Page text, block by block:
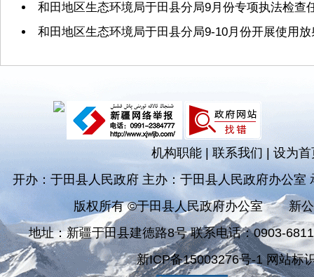
和田地区生态环境局于田县分局9月份专项执法检查
和田地区生态环境局于田县分局9-10月份开展使用
机构职能 联系我们 |设为首
开办：于田县人民政府 主办：于田县人民政府办公室
版权所有 ©于田县人民政府办公室
新
地址：新疆于田县建德路8号 联系电话：0903-
新ICP备15003276号-1 网站标